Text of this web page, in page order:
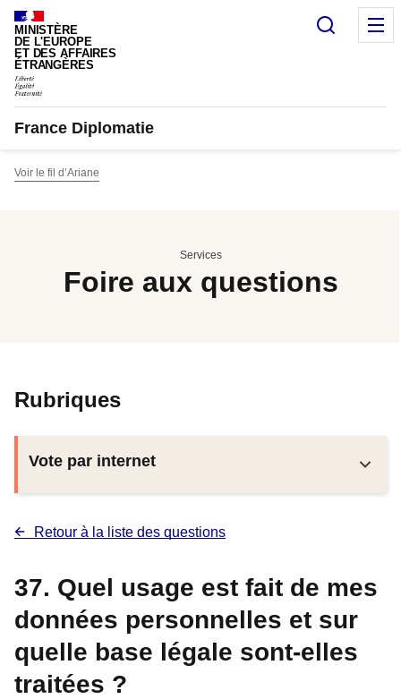
Panneau de gestion des cookies
MINISTÈRE
DE L'EUROPE
ET DES AFFAIRES
ÉTRANGÈRES
France Diplomatie
Voir le fil d’Ariane
Services
Foire aux questions
Rubriques
Vote par internet
Retour à la liste des questions
37. Quel usage est fait de mes
données personnelles et sur
quelle base légale sont-elles
traitées ?